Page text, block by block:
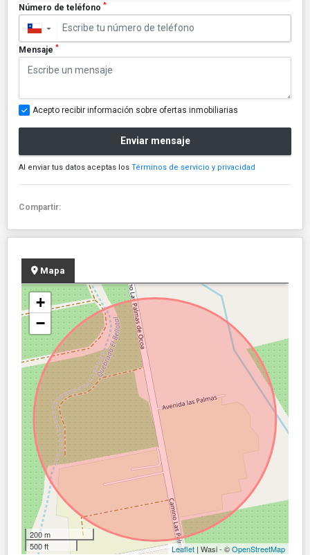
Número de teléfono *
▼
Mensaje *
Acepto recibir información sobre ofertas inmobiliarias
Enviar mensaje
Al enviar tus datos aceptas los Términos de servicio y privacidad
Compartir:
Mapa
+
−
200 m
500 ft
Leaflet | Wasi - ©OpenStreetMap